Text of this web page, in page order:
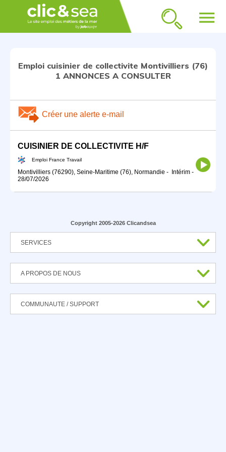
menu
Emploi cuisinier de collectivite Montivilliers (76)
1 ANNONCES A CONSULTER
Créer une alerte e-mail
CUISINIER DE COLLECTIVITE H/F
Emploi France Travail
Montivilliers (76290), Seine-Maritime (76), Normandie - Intérim -
28/07/2026
Copyright 2005-2026 Clicandsea
SERVICES
A PROPOS DE NOUS
COMMUNAUTE / SUPPORT